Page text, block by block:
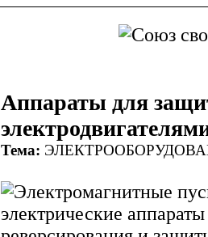
Аппараты для
Тема:
Электромагнитные
электрические